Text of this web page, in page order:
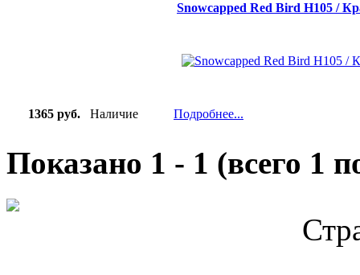
Snowcapped Red Bird H105 /
1365 руб. Наличие Подробнее...
Показано 1 - 1 (всего 1